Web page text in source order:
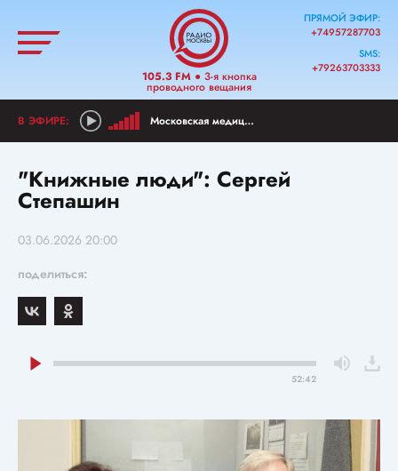
105.3 FM● 3-я кнопка
проводного вещания
ПРЯМОЙ ЭФИР:
+74957287703
SMS:
+79263703333
Московская медицина
"Книжные люди": Сергей
Степашин
03.06.2026 20:00
поделиться:
52:42